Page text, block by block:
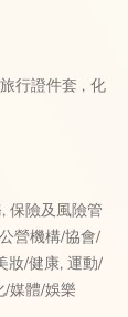
旅行證件套 , 化
保險及風險管
營機構/協會/
妝/健康, 運動/
/媒體/娛樂